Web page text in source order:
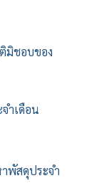
มิชอบของ
ำเดือน
พัสดุประจำ